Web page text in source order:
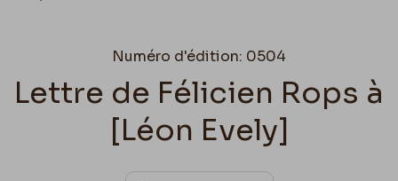
Numéro d'édition: 0504
Lettre de Félicien Rops à
[Léon Evely]